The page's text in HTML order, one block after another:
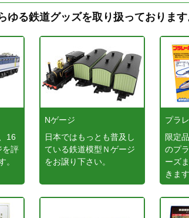
ゆる鉄道グッズを取り扱っております
16
を評
。
Nゲージ
日本ではもっとも普及し
ている鉄道模型Ｎゲージ
をお譲り下さい。
プラ
限定
のプ
ーズ
きます